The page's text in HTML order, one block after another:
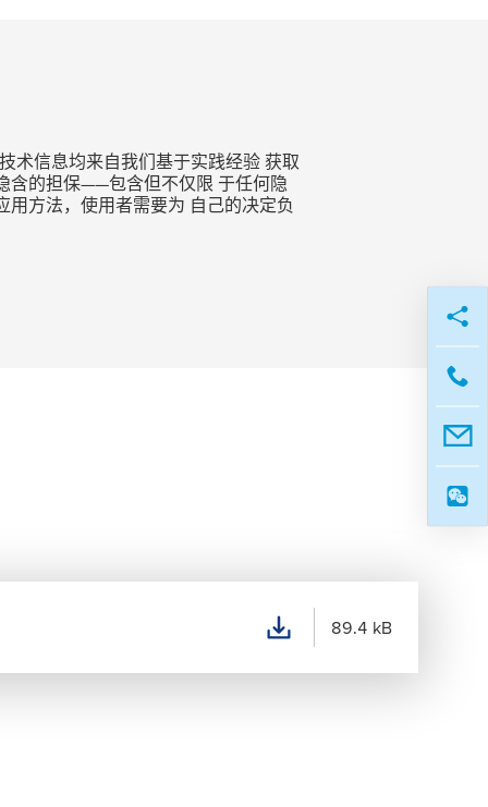
术信息均来自我们基于实践经验 获取
含的担保——包含但不仅限 于任何隐
方法，使用者需要为 自己的决定负
89.4 kB